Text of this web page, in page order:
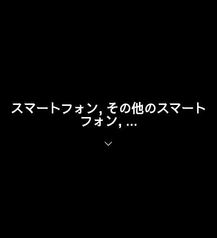
スマートフォン, その他のスマート
フォン, ...